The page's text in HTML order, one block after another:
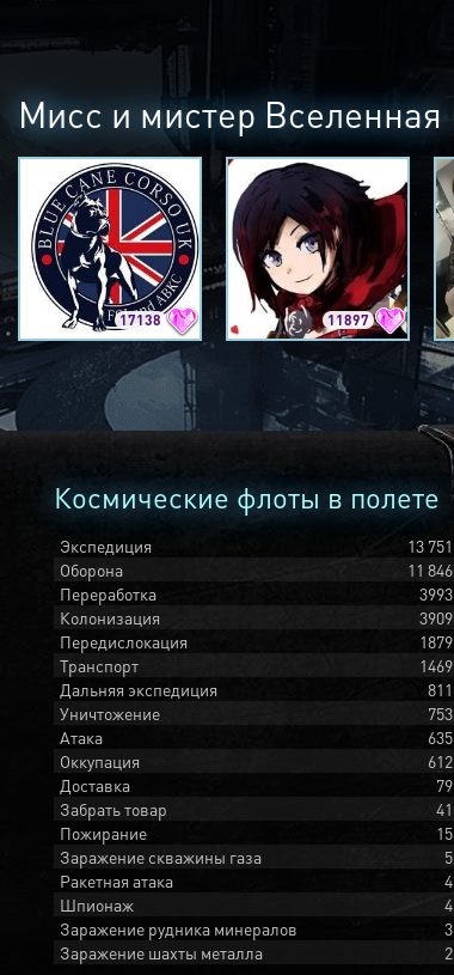
Мисс и мистер Вселенная
17138 11897
Космические флоты в полете
Экспедиция
13 751
Оборона
11 846
Переработка
3993
Колонизация
3909
Передислокация
1879
Транспорт
1469
Дальняя экспедиция
811
Уничтожение
753
Атака
635
Оккупация
612
Доставка
79
Забрать товар
41
Пожирание
15
Заражение скважины газа
5
Ракетная атака
4
Шпионаж
4
Заражение рудника минералов
3
Заражение шахты металла
2